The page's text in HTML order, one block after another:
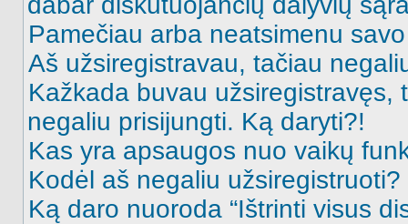
Pamečiau arba neatsimenu
Aš užsiregistravau, tačiau
Kažkada buvau užsiregistravęs,
negaliu prisijungti. Ką daryti?!
Kas yra apsaugos nuo vaikų
Kodėl aš negaliu užsiregistruoti?
Ką daro nuoroda “Ištrinti visus